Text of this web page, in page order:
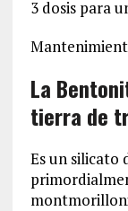
3 dosis para
La
tierra de
Es un silicato